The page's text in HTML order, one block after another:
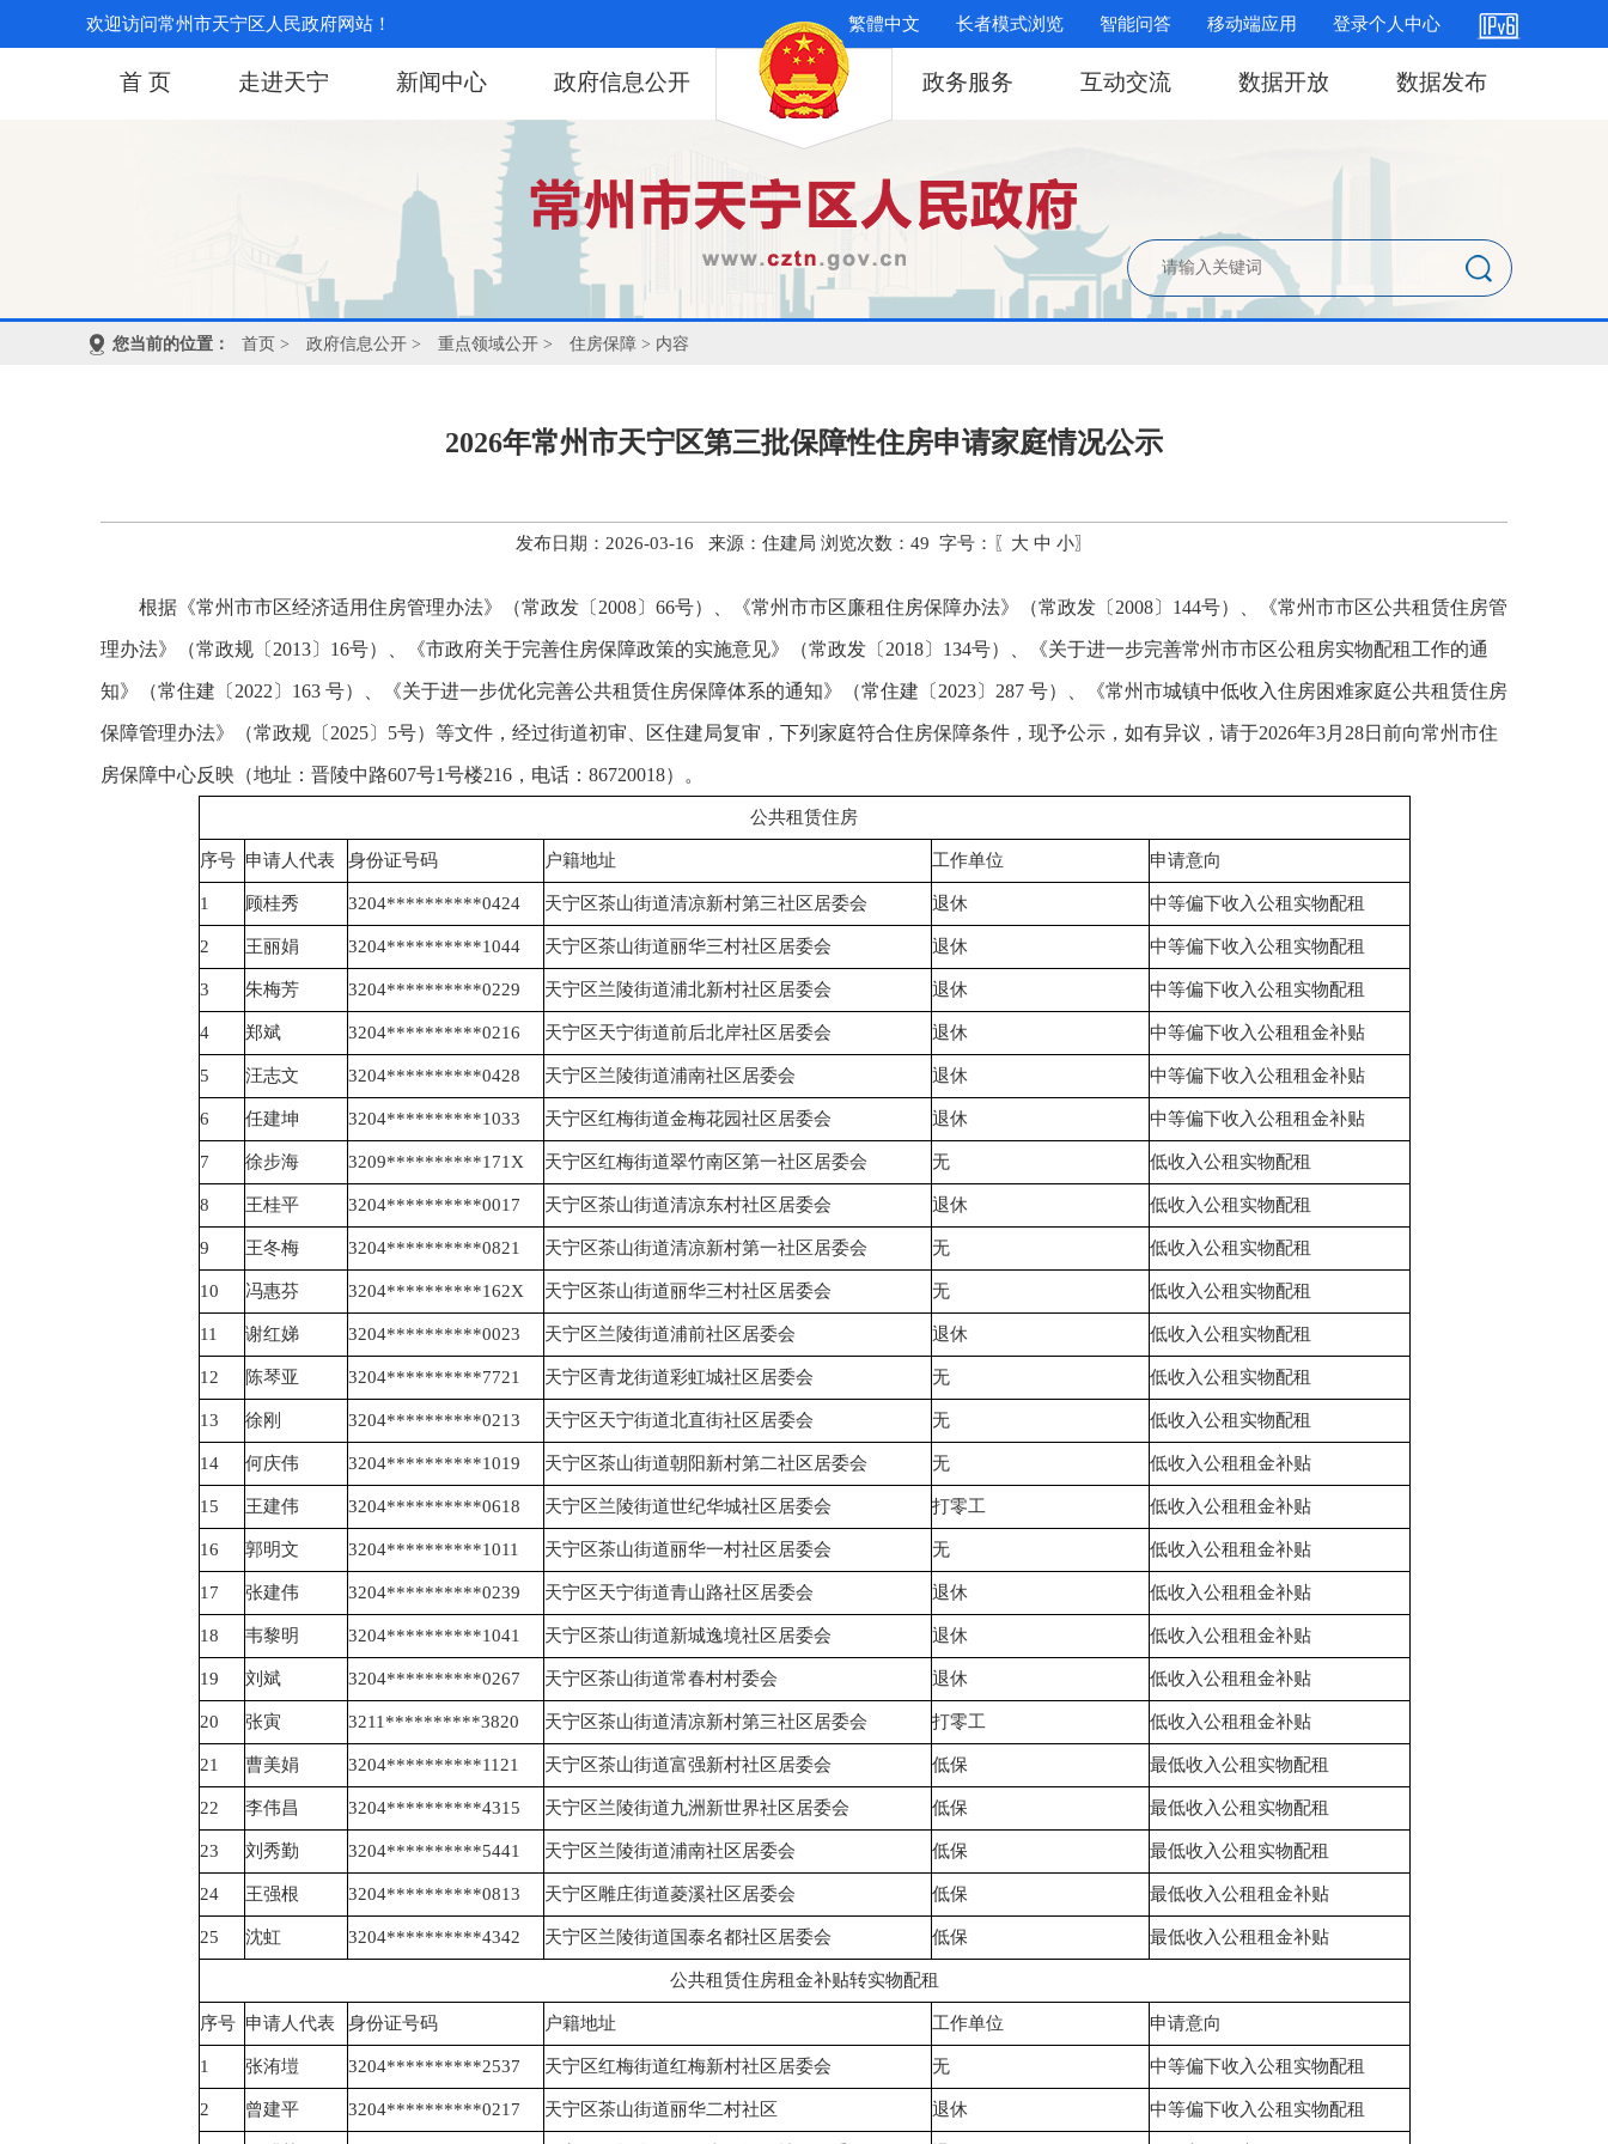
欢迎访问常州市天宁区人民政府网站！ 繁體中文 长者模式浏览 智能问答 移动端应用 登录个人中心
首 页 走进天宁 新闻中心 政府信息公开 政务服务 互动交流 数据开放 数据发布
您当前的位置： 首页 > 政府信息公开 > 重点领域公开 > 住房保障 > 内容
2026年常州市天宁区第三批保障性住房申请家庭情况公示
发布日期：2026-03-16 来源：住建局 浏览次数： 49 字号：〖 大 中 小〗
根据《常州市市区经济适用住房管理办法》（常政发〔2008〕66号）、《常州市市区廉租住房保障办法》（常政发〔2008〕144号）、《常州市市区公共租赁住房管
理办法》（常政规〔2013〕16号）、《市政府关于完善住房保障政策的实施意见》（常政发〔2018〕134号）、《关于进一步完善常州市市区公租房实物配租工作的通
知》（常住建〔2022〕163 号）、《关于进一步优化完善公共租赁住房保障体系的通知》（常住建〔2023〕287 号）、《常州市城镇中低收入住房困难家庭公共租赁住房
保障管理办法》（常政规〔2025〕5号）等文件，经过街道初审、区住建局复审，下列家庭符合住房保障条件，现予公示，如有异议，请于2026年3月28日前向常州市住
房保障中心反映（地址：晋陵中路607号1号楼216，电话：86720018）。
公共租赁住房
序号 申请人代表 身份证号码 户籍地址 工作单位 申请意向
1 顾桂秀 3204**********0424 天宁区茶山街道清凉新村第三社区居委会 退休 中等偏下收入公租实物配租
2 王丽娟 3204**********1044 天宁区茶山街道丽华三村社区居委会 退休 中等偏下收入公租实物配租
3 朱梅芳 3204**********0229 天宁区兰陵街道浦北新村社区居委会 退休 中等偏下收入公租实物配租
4 郑斌 3204**********0216 天宁区天宁街道前后北岸社区居委会 退休 中等偏下收入公租租金补贴
5 汪志文 3204**********0428 天宁区兰陵街道浦南社区居委会 退休 中等偏下收入公租租金补贴
6 任建坤 3204**********1033 天宁区红梅街道金梅花园社区居委会 退休 中等偏下收入公租租金补贴
7 徐步海 3209**********171X 天宁区红梅街道翠竹南区第一社区居委会 无 低收入公租实物配租
8 王桂平 3204**********0017 天宁区茶山街道清凉东村社区居委会 退休 低收入公租实物配租
9 王冬梅 3204**********0821 天宁区茶山街道清凉新村第一社区居委会 无 低收入公租实物配租
10 冯惠芬 3204**********162X 天宁区茶山街道丽华三村社区居委会 无 低收入公租实物配租
11 谢红娣 3204**********0023 天宁区兰陵街道浦前社区居委会 退休 低收入公租实物配租
12 陈琴亚 3204**********7721 天宁区青龙街道彩虹城社区居委会 无 低收入公租实物配租
13 徐刚 3204**********0213 天宁区天宁街道北直街社区居委会 无 低收入公租实物配租
14 何庆伟 3204**********1019 天宁区茶山街道朝阳新村第二社区居委会 无 低收入公租租金补贴
15 王建伟 3204**********0618 天宁区兰陵街道世纪华城社区居委会 打零工 低收入公租租金补贴
16 郭明文 3204**********1011 天宁区茶山街道丽华一村社区居委会 无 低收入公租租金补贴
17 张建伟 3204**********0239 天宁区天宁街道青山路社区居委会 退休 低收入公租租金补贴
18 韦黎明 3204**********1041 天宁区茶山街道新城逸境社区居委会 退休 低收入公租租金补贴
19 刘斌 3204**********0267 天宁区茶山街道常春村村委会 退休 低收入公租租金补贴
20 张寅 3211**********3820 天宁区茶山街道清凉新村第三社区居委会 打零工 低收入公租租金补贴
21 曹美娟 3204**********1121 天宁区茶山街道富强新村社区居委会 低保 最低收入公租实物配租
22 李伟昌 3204**********4315 天宁区兰陵街道九洲新世界社区居委会 低保 最低收入公租实物配租
23 刘秀勤 3204**********5441 天宁区兰陵街道浦南社区居委会 低保 最低收入公租实物配租
24 王强根 3204**********0813 天宁区雕庄街道菱溪社区居委会 低保 最低收入公租租金补贴
25 沈虹 3204**********4342 天宁区兰陵街道国泰名都社区居委会 低保 最低收入公租租金补贴
公共租赁住房租金补贴转实物配租
序号 申请人代表 身份证号码 户籍地址 工作单位 申请意向
1 张洧塏 3204**********2537 天宁区红梅街道红梅新村社区居委会 无 中等偏下收入公租实物配租
2 曾建平 3204**********0217 天宁区茶山街道丽华二村社区 退休 中等偏下收入公租实物配租